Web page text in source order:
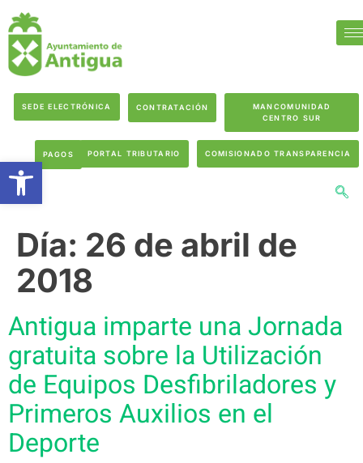
SEDE ELECTRÓNICA CONTRATACIÓN
MANCOMUNIDAD
CENTRO SUR
PAGOS PORTAL TRIBUTARIO COMISIONADO TRANSPARENCIA
Día: 26 de abril de
2018
Antigua imparte una Jornada
gratuita sobre la Utilización
de Equipos Desfibriladores y
Primeros Auxilios en el
Deporte
Abrir barra de herramientas